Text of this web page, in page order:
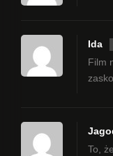
Ida
Film
To,